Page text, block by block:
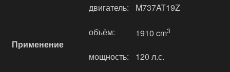
Применение
двигатель: M737AT19Z
объём: 1910 cm3
мощность: 120 л.с.